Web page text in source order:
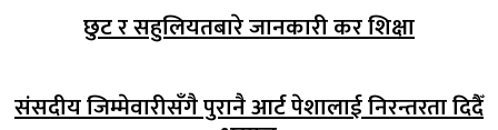
छुट र सहुलियतबारे जानकारी कर शिक्षा
संसदीय जिम्मेवारीसँगै पुरानै आर्ट पेशालाई निरन्तरता दिदैँ